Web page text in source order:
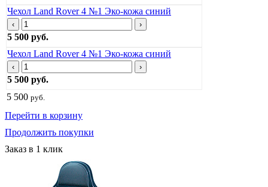
Чехол Land Rover 4 №1 Эко-кожа синий
‹ ›
5 500 руб.
Чехол Land Rover 4 №1 Эко-кожа синий
‹ ›
5 500 руб.
5 500 руб.
Перейти в корзину
Продолжить покупки
Заказ в 1 клик